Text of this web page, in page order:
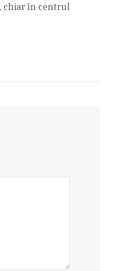
chiar în centrul